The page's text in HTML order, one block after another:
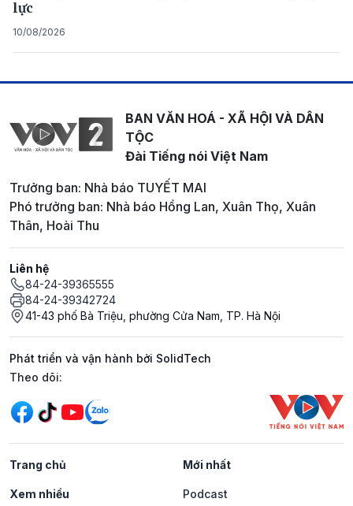
lực
10/08/2026
BAN VĂN HOÁ - XÃ HỘI VÀ DÂN
TỘC
Đài Tiếng nói Việt Nam
Trưởng ban: Nhà báo TUYẾT MAI
Phó trưởng ban: Nhà báo Hồng Lan, Xuân Thọ, Xuân
Thân, Hoài Thu
Liên hệ
84-24-39365555
84-24-39342724
41-43 phố Bà Triệu, phường Cửa Nam, TP. Hà Nội
Phát triển và vận hành bởi SolidTech
Mạng xã hội
Theo dõi:
Trang chủ Mới nhất
Xem nhiều Podcast